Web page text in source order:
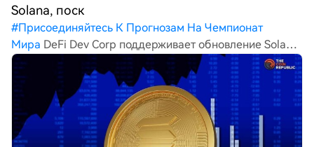
Solana, поск
#Присоединяйтесь К Прогнозам На Чемпионат
Мира DeFi Dev Corp поддерживает обновление Solana,
поскольку аналитики прогнозируют цену SOL до 250
долларов. DeFi Dev Corp поддерживает два
предложения по обновлению криптовалюты Solana,
направленных на с